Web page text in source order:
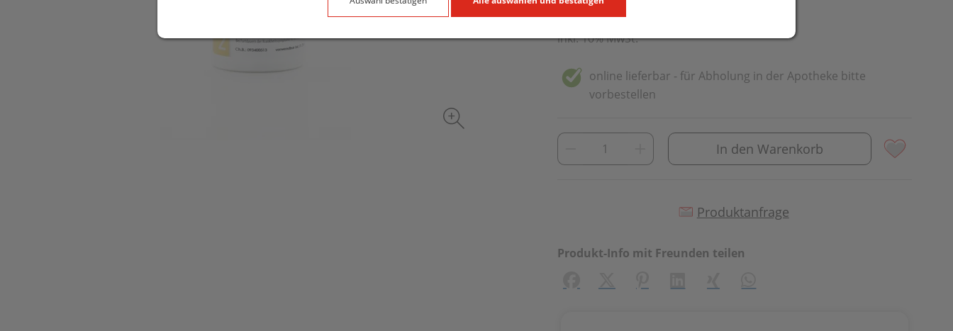
inkl. 10% MwSt.
online lieferbar - für Abholung in der Apotheke bitte
vorbestellen
In den Warenkorb
Produktanfrage
Produkt-Info mit Freunden teilen